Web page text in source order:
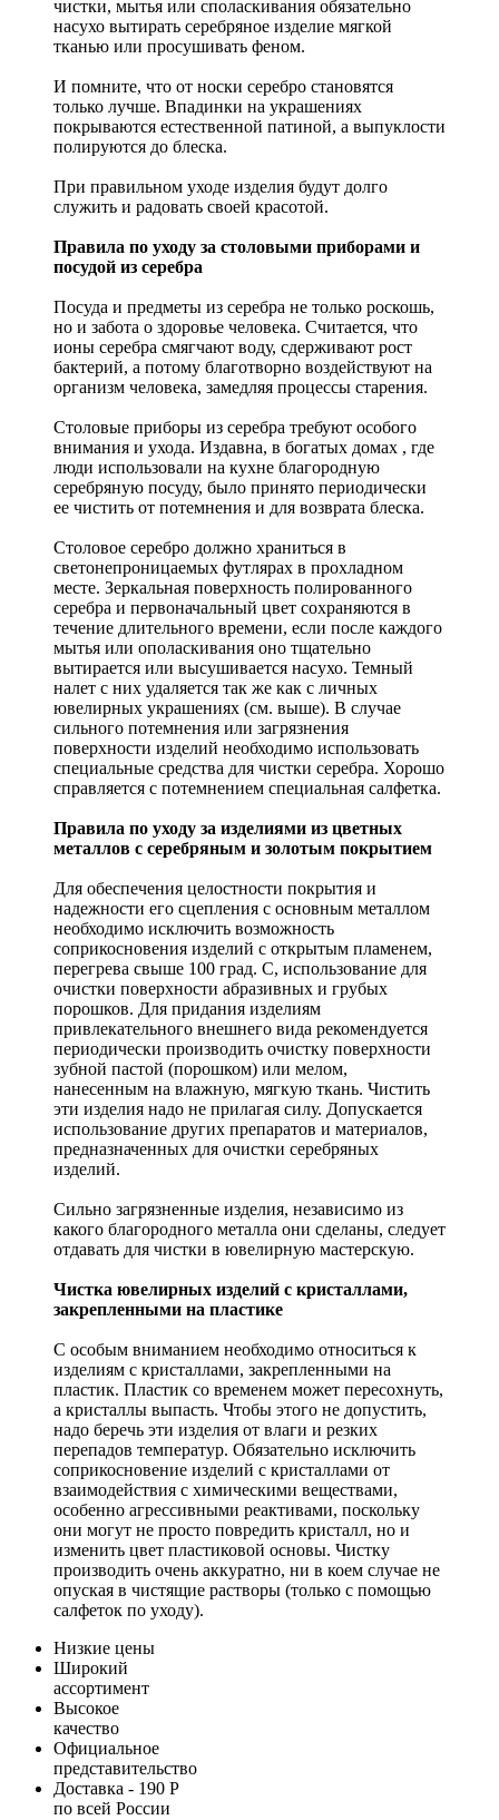
чистки, мытья или споласкивания обязательно
насухо вытирать серебряное изделие мягкой
тканью или просушивать феном.
И помните, что от носки серебро становятся
только лучше. Впадинки на украшениях
покрываются естественной патиной, а выпуклости
полируются до блеска.
При правильном уходе изделия будут долго
служить и радовать своей красотой.
Правила по уходу за столовыми приборами и
посудой из серебра
Посуда и предметы из серебра не только роскошь,
но и забота о здоровье человека. Считается, что
ионы серебра смягчают воду, сдерживают рост
бактерий, а потому благотворно воздействуют на
организм человека, замедляя процессы старения.
Столовые приборы из серебра требуют особого
внимания и ухода. Издавна, в богатых домах , где
люди использовали на кухне благородную
серебряную посуду, было принято периодически
ее чистить от потемнения и для возврата блеска.
Столовое серебро должно храниться в
светонепроницаемых футлярах в прохладном
месте. Зеркальная поверхность полированного
серебра и первоначальный цвет сохраняются в
течение длительного времени, если после каждого
мытья или ополаскивания оно тщательно
вытирается или высушивается насухо. Темный
налет с них удаляется так же как с личных
ювелирных украшениях (см. выше). В случае
сильного потемнения или загрязнения
поверхности изделий необходимо использовать
специальные средства для чистки серебра. Хорошо
справляется с потемнением специальная салфетка.
Правила по уходу за изделиями из цветных
металлов с серебряным и золотым покрытием
Для обеспечения целостности покрытия и
надежности его сцепления с основным металлом
необходимо исключить возможность
соприкосновения изделий с открытым пламенем,
перегрева свыше 100 град. С, использование для
очистки поверхности абразивных и грубых
порошков. Для придания изделиям
привлекательного внешнего вида рекомендуется
периодически производить очистку поверхности
зубной пастой (порошком) или мелом,
нанесенным на влажную, мягкую ткань. Чистить
эти изделия надо не прилагая силу. Допускается
использование других препаратов и материалов,
предназначенных для очистки серебряных
изделий.
Сильно загрязненные изделия, независимо из
какого благородного металла они сделаны, следует
отдавать для чистки в ювелирную мастерскую.
Чистка ювелирных изделий с кристаллами,
закрепленными на пластике
С особым вниманием необходимо относиться к
изделиям с кристаллами, закрепленными на
пластик. Пластик со временем может пересохнуть,
а кристаллы выпасть. Чтобы этого не допустить,
надо беречь эти изделия от влаги и резких
перепадов температур. Обязательно исключить
соприкосновение изделий с кристаллами от
взаимодействия с химическими веществами,
особенно агрессивными реактивами, поскольку
они могут не просто повредить кристалл, но и
изменить цвет пластиковой основы. Чистку
производить очень аккуратно, ни в коем случае не
опуская в чистящие растворы (только с помощью
салфеток по уходу).
Низкие цены
Широкий
ассортимент
Высокое
качество
Официальное
представительство
Доставка - 190 Р
по всей России